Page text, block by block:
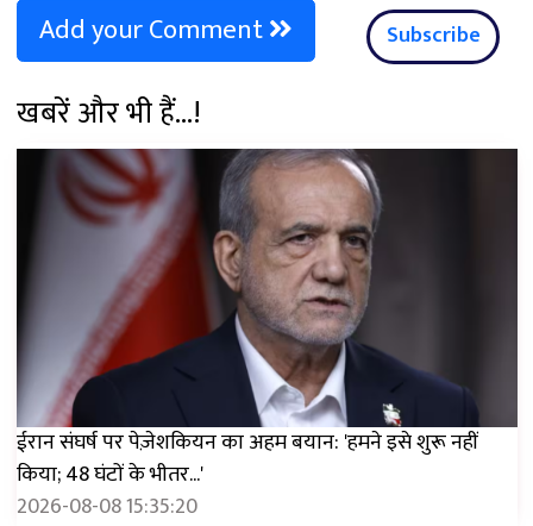
Add your Comment Subscribe
खबरें और भी हैं...!
ईरान संघर्ष पर पेज़ेशकियन का अहम बयान: 'हमने इसे शुरू नहीं
किया; 48 घंटों के भीतर...'
2026-08-08 15:35:20